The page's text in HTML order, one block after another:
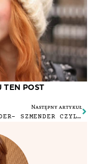
TEN POST
Następny artykuł
GENDER- SZMENDER CZYLI CZYM JEST TRADYCYJNA KOBIECOŚĆ